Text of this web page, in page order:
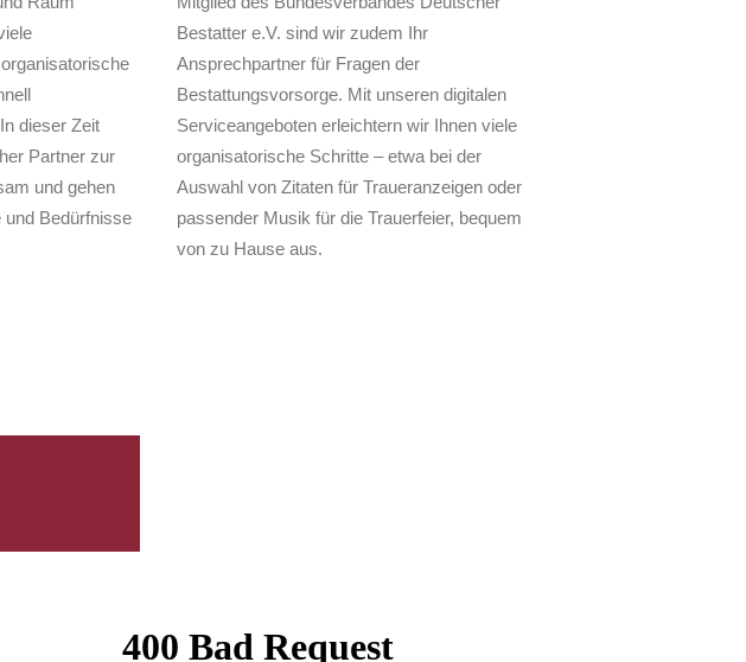
dieser Zeit
Partner zur
und gehen
und Bedürfnisse
Bestatter e.V. sind wir zudem Ihr
Ansprechpartner für Fragen der
Bestattungsvorsorge. Mit unseren digitalen
Serviceangeboten erleichtern wir Ihnen viele
organisatorische Schritte – etwa bei der
Auswahl von Zitaten für Traueranzeigen oder
passender Musik für die Trauerfeier, bequem
von zu Hause aus.